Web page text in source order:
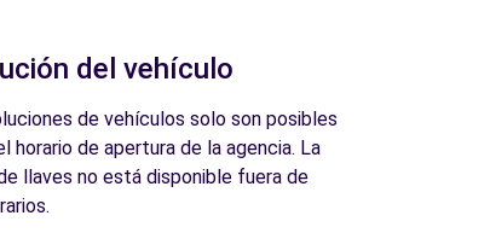
del vehículo
de vehículos solo son posibles
horario de apertura de la agencia. La
llaves no está disponible fuera de